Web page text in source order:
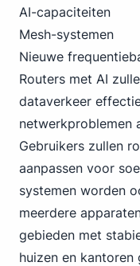
AI-capaciteiten
Mesh-systemen
Nieuwe
Routers met AI
dataverkeer
netwerkproblemen
Gebruikers zullen
aanpassen voor
systemen worden
meerdere
gebieden met
huizen en